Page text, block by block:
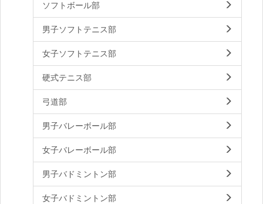
ソフトボール部
男子ソフトテニス部
女子ソフトテニス部
硬式テニス部
弓道部
男子バレーボール部
女子バレーボール部
男子バドミントン部
女子バドミントン部